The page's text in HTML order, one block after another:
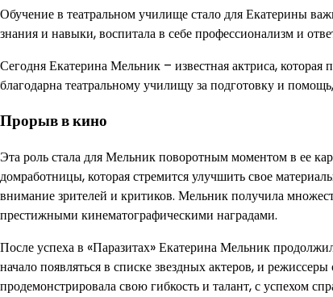
Обучение в театральном училище стало для Екатерины
знания и навыки, воспитала в себе профессионализм и
Сегодня Екатерина Мельник – известная актриса,
благодарна театральному училищу за подготовку и
Прорыв в кино
Эта роль стала для Мельник поворотным моментом в ее
домработницы, которая стремится улучшить свое
внимание зрителей и критиков. Мельник получила
престижными кинематографическими наградами.
После успеха в «Паразитах» Екатерина Мельник
начало появляться в списке звездных актеров, и
продемонстрировала свою гибкость и талант, с успехом